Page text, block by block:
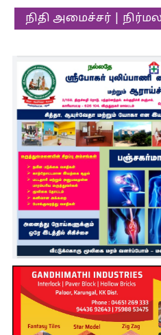
நிதி அமைச்சர் |